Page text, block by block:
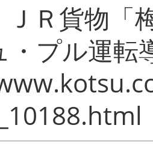
Ｒ貨物「
・プル運転